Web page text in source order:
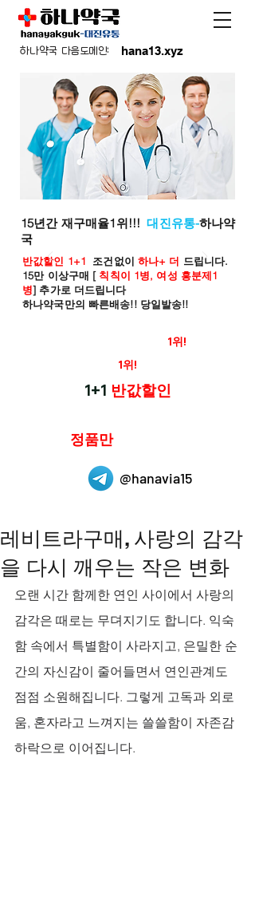
hana13.xyz
하나약국 다음도메인:
15년간 재구매율1위!!!대진유통-하나약
국
반값할인 1+1 조건없이 하나+ 더 드립니다.
15만 이상구매 [ 칙칙이 1병, 여성 흥분제1
병] 추가로 더드립니다
하나약국만의 빠른배송!! 당일발송!!
1위!
1위!
1+1 반값할인
정품만
@hanavia15
레비트라구매, 사랑의 감각
을 다시 깨우는 작은 변화
오랜 시간 함께한 연인 사이에서 사랑의
감각은 때로는 무뎌지기도 합니다. 익숙
함 속에서 특별함이 사라지고, 은밀한 순
간의 자신감이 줄어들면서 연인관계도
점점 소원해집니다. 그렇게 고독과 외로
움, 혼자라고 느껴지는 쓸쓸함이 자존감
하락으로 이어집니다.